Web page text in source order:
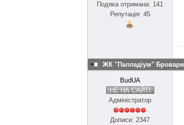
Подяка отримана: 141
Репутація: 45
ЖК "Палладіум" Бровари
BudUA
НЕ НА САЙТІ
Адміністратор
Дописи: 2347